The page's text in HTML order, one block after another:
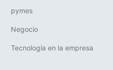
pymes
Negocio
Tecnología en la empresa